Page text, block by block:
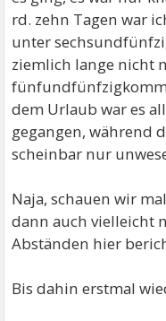
rd. zehn Tagen war
unter
ziemlich lange nicht
dem Urlaub war es
gegangen, während
scheinbar nur
Naja, schauen wir
dann auch vielleicht
Abständen hier
Bis dahin erstmal